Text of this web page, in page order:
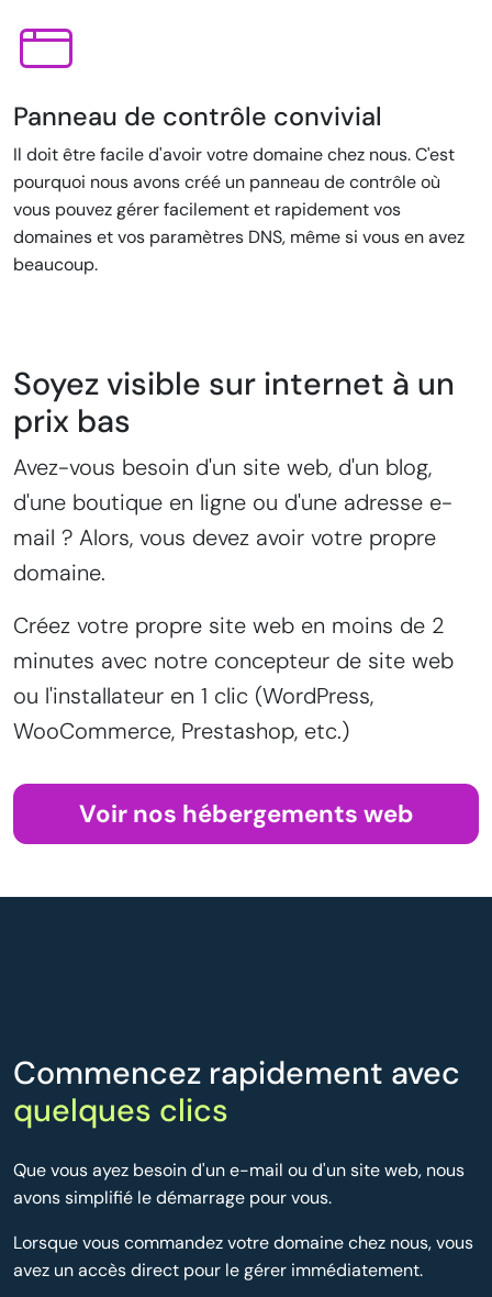
Panneau de contrôle convivial
Il doit être facile d'avoir votre domaine chez nous. C'est
pourquoi nous avons créé un panneau de contrôle où
vous pouvez gérer facilement et rapidement vos
domaines et vos paramètres DNS, même si vous en avez
beaucoup.
Soyez visible sur internet à un
prix bas
Avez-vous besoin d'un site web, d'un blog,
d'une boutique en ligne ou d'une adresse e-
mail ? Alors, vous devez avoir votre propre
domaine.
Créez votre propre site web en moins de 2
minutes avec notre concepteur de site web
ou l'installateur en 1 clic (WordPress,
WooCommerce, Prestashop, etc.)
Voir nos hébergements web
Commencez rapidement avec
quelques clics
Que vous ayez besoin d'un e-mail ou d'un site web, nous
avons simplifié le démarrage pour vous.
Lorsque vous commandez votre domaine chez nous, vous
avez un accès direct pour le gérer immédiatement.